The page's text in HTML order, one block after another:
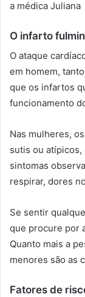
a médica Juliana
O infarto
O ataque
em homem,
que os infartos
funcionamento
Nas mulheres,
sutis ou
sintomas
respirar, dores
Se sentir
que procure por
Quanto mais a
menores são as
Fatores de